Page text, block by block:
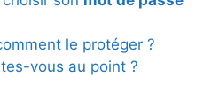
le protéger ?
vous au point ?